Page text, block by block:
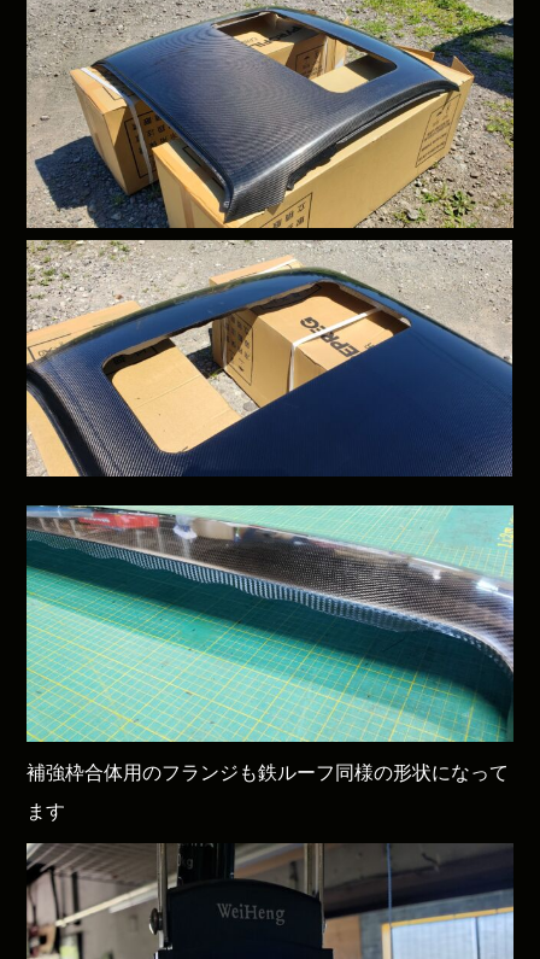
補強枠合体用のフランジも鉄ルーフ同様の形状になって
ます